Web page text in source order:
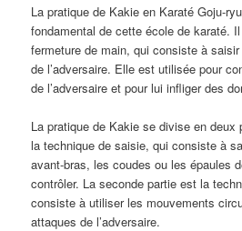
La pratique de Kakie en Karaté Goju-
fondamental de cette école de karaté. Il
fermeture de main, qui consiste à
de l’adversaire. Elle est utilisée pour
de l’adversaire et pour lui infliger des
La pratique de Kakie se divise en deux
la technique de saisie, qui consiste à
avant-bras, les coudes ou les épaules
contrôler. La seconde partie est la
consiste à utiliser les mouvements
attaques de l’adversaire.